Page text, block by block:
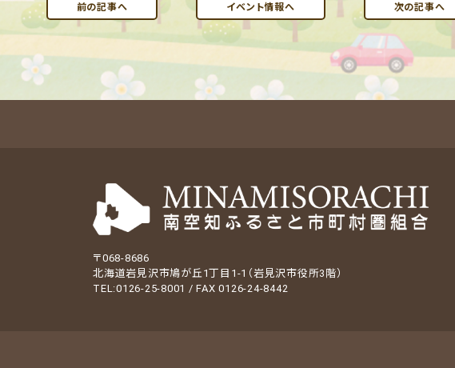
前の記事へ イベント情報へ 次の記事へ
〒068-8686
北海道岩見沢市鳩が丘1丁目1-1（岩見沢市役所3階）
TEL:0126-25-8001 / FAX 0126-24-8442